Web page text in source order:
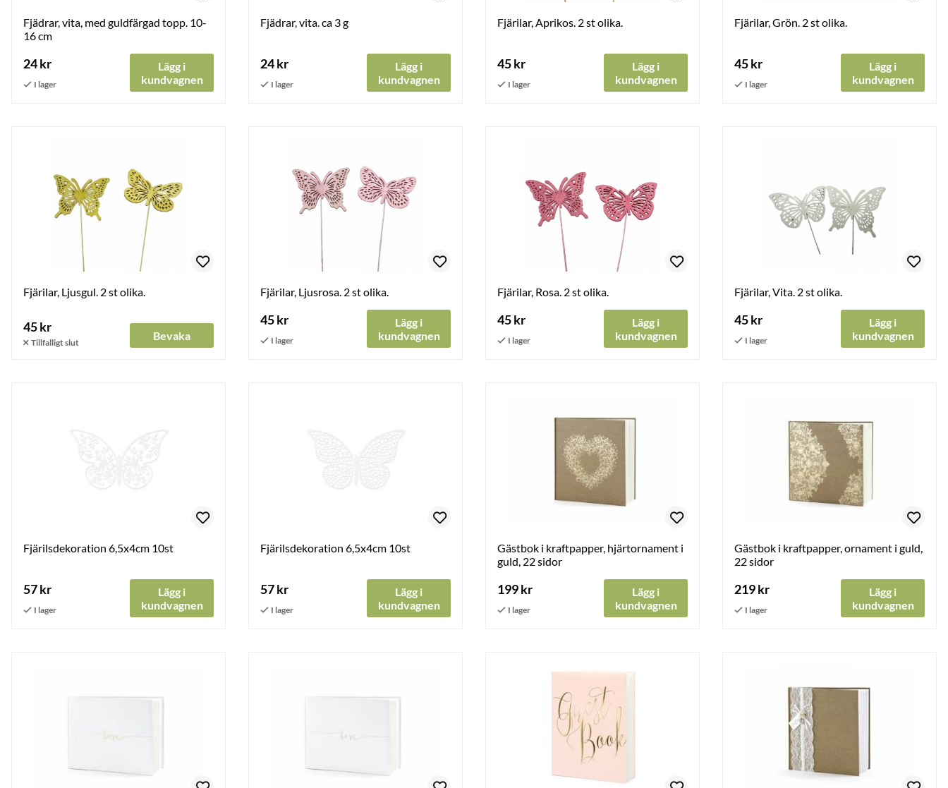
Fjädrar, vita, med guldfärgad topp. 10-
16 cm
24 kr
Lägg i
kundvagnen
Fjädrar, vita. ca 3 g
24 kr
Lägg i
kundvagnen
Fjärilar, Aprikos. 2 st olika.
45 kr
Lägg i
kundvagnen
Fjärilar, Grön. 2 st olika.
45 kr
Lägg i
kundvagnen
Fjärilar, Ljusgul. 2 st olika.
45 kr
Bevaka
Fjärilar, Ljusrosa. 2 st olika.
45 kr
Lägg i
kundvagnen
Fjärilar, Rosa. 2 st olika.
45 kr
Lägg i
kundvagnen
Fjärilar, Vita. 2 st olika.
45 kr
Lägg i
kundvagnen
Fjärilsdekoration 6,5x4cm 10st
57 kr
Lägg i
kundvagnen
Fjärilsdekoration 6,5x4cm 10st
57 kr
Lägg i
kundvagnen
Gästbok i kraftpapper, hjärtornament i
guld, 22 sidor
199 kr
Lägg i
kundvagnen
Gästbok i kraftpapper, ornament i guld,
22 sidor
219 kr
Lägg i
kundvagnen